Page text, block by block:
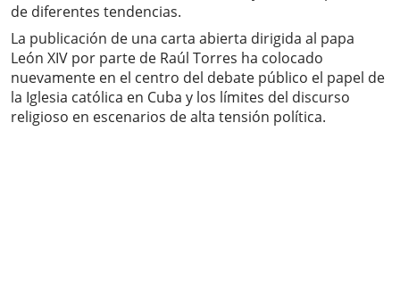
de diferentes tendencias.
La publicación de una carta abierta dirigida al papa
León XIV por parte de Raúl Torres ha colocado
nuevamente en el centro del debate público el papel de
la Iglesia católica en Cuba y los límites del discurso
religioso en escenarios de alta tensión política.